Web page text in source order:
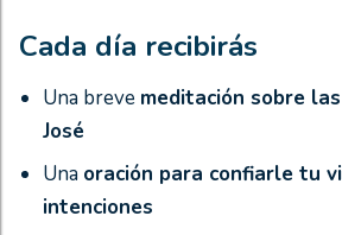
Cada día recibirás
Una breve meditación sobre
José
Una oración para confiarle tu
intenciones